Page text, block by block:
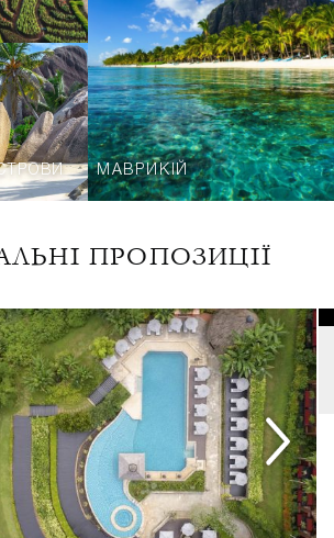
МАВРИКІЙ
ПРОПОЗИЦІЇ